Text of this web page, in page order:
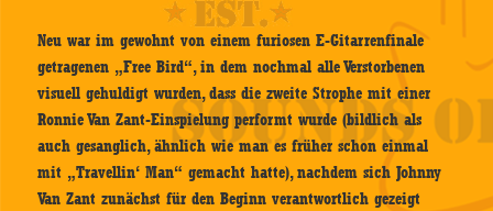
Neu war im gewohnt von einem furiosen E-Gitarrenfinale
getragenen „Free Bird“, in dem nochmal alle Verstorbenen
visuell gehuldigt wurden, dass die zweite Strophe mit einer
Ronnie Van Zant-Einspielung performt wurde (bildlich als
auch gesanglich, ähnlich wie man es früher schon einmal
mit „Travellin‘ Man“ gemacht hatte), nachdem sich Johnny
Van Zant zunächst für den Beginn verantwortlich gezeigt